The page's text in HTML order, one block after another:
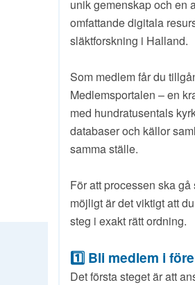
unik gemenskap och en
omfattande digitala
släktforskning i Halland.
Som medlem får du
Medlemsportalen – en
med hundratusentals
databaser och källor
samma ställe.
För att processen ska
möjligt är det viktigt att
steg i exakt rätt ordning.
1️⃣ Bli medlem i
Det första steget är att